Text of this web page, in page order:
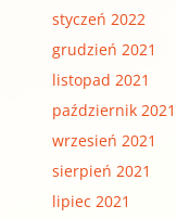
styczeń 2022
grudzień 2021
listopad 2021
październik 2021
wrzesień 2021
sierpień 2021
lipiec 2021